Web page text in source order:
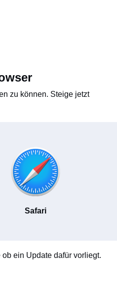
zu können. Steige jetzt
Safari
ein Update dafür vorliegt.